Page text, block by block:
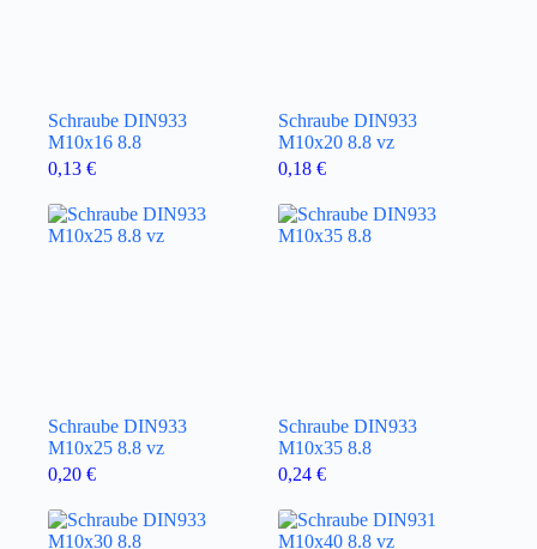
Schraube DIN933
M10x16 8.8
0,13 €
Schraube DIN933
M10x20 8.8 vz
0,18 €
Schraube DIN933
M10x25 8.8 vz
0,20 €
Schraube DIN933
M10x35 8.8
0,24 €